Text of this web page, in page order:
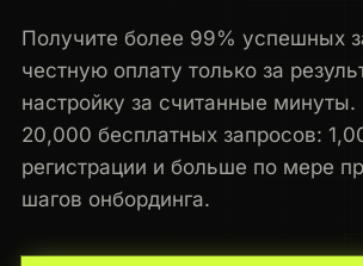
Получите более 99% успешных
честную оплату только за
настройку за считанные
20,000 бесплатных запросов:
регистрации и больше по мере
шагов онбординга.